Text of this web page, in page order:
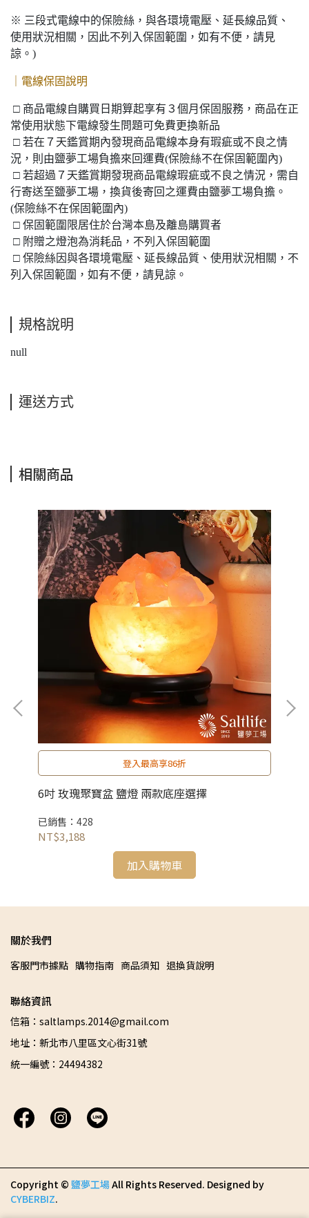
※ 三段式電線中的保險絲，與各環境電壓、延長線品質、
使用狀況相關，因此不列入保固範圍，如有不便，請見
諒。)
｜電線保固說明
□ 商品電線自購買日期算起享有３個月保固服務，商品在正
常使用狀態下電線發生問題可免費更換新品
□ 若在７天鑑賞期內發現商品電線本身有瑕疵或不良之情
況，則由鹽夢工場負擔來回運費(保險絲不在保固範圍內)
□ 若超過７天鑑賞期發現商品電線瑕疵或不良之情況，需自
行寄送至鹽夢工場，換貨後寄回之運費由鹽夢工場負擔。
(保險絲不在保固範圍內)
□ 保固範圍限居住於台灣本島及離島購買者
□ 附贈之燈泡為消耗品，不列入保固範圍
□ 保險絲因與各環境電壓、延長線品質、使用狀況相關，不
列入保固範圍，如有不便，請見諒。
規格說明
null
運送方式
相關商品
登入最高享86折
6吋 玫瑰聚寶盆 鹽燈 兩款底座選擇
已銷售：428
NT$3,188
加入購物車
關於我們
客服門市據點 購物指南 商品須知 退換貨說明
聯絡資訊
信箱：saltlamps.2014@gmail.com
地址：新北市八里區文心街31號
統一編號：24494382
Copyright © 鹽夢工場All Rights Reserved. Designed by
CYBERBIZ.